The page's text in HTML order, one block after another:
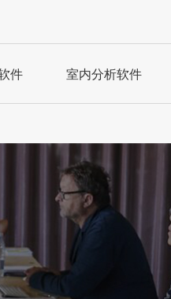
件 室内分析软件